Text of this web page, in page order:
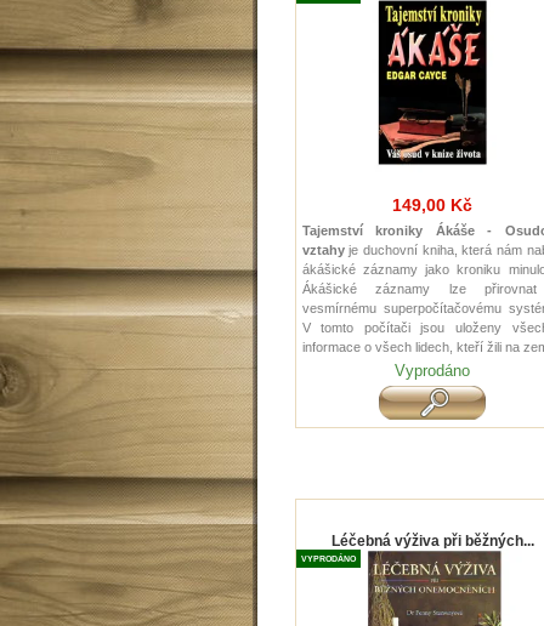
149,00 Kč
Tajemství kroniky Ákáše -
vztahyje duchovní kniha, která nám
ákášické záznamy jako kroniku
Ákášické záznamy lze
vesmírnému superpočítačovému
V tomto počítači jsou uloženy
informace o všech lidech, kteří žili na
Vyprodáno
Léčebná výživa při běžných...
VYPRODÁNO